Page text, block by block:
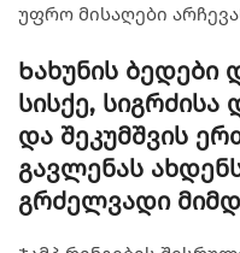
უფრო მისაღები
Ხახუნის ბედები
სისქე, სიგრძისა
და შეკუმშვის
გავლენას
გრძელვადი